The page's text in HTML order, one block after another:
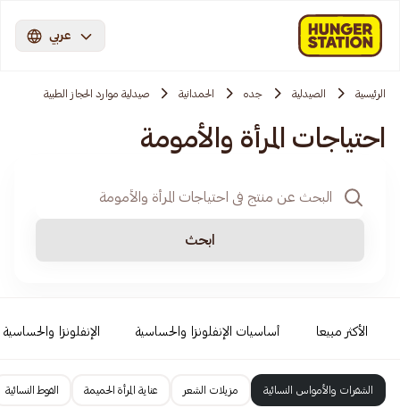
عربي
الرئيسية الصيدلية جده الحمدانية صيدلية موارد الحجاز الطبية
احتياجات المرأة والأمومة
ابحث
الأكثر مبيعا أساسيات الإنفلونزا والحساسية الإنفلونزا والحساسية
الشفرات والأمواس النسائية مزيلات الشعر عناية المرأة الحميمة الفوط النسائية